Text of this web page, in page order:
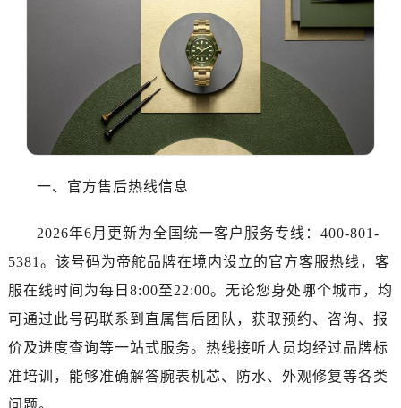
一、官方售后热线信息
2026年6月更新为全国统一客户服务专线：400-801-
5381。该号码为帝舵品牌在境内设立的官方客服热线，客
服在线时间为每日8:00至22:00。无论您身处哪个城市，均
可通过此号码联系到直属售后团队，获取预约、咨询、报
价及进度查询等一站式服务。热线接听人员均经过品牌标
准培训，能够准确解答腕表机芯、防水、外观修复等各类